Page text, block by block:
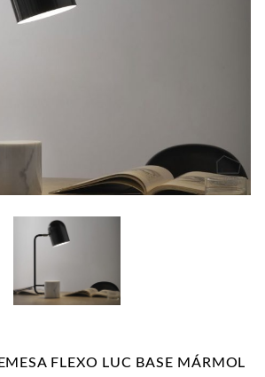
FLEXO LUC BASE MÁRMOL